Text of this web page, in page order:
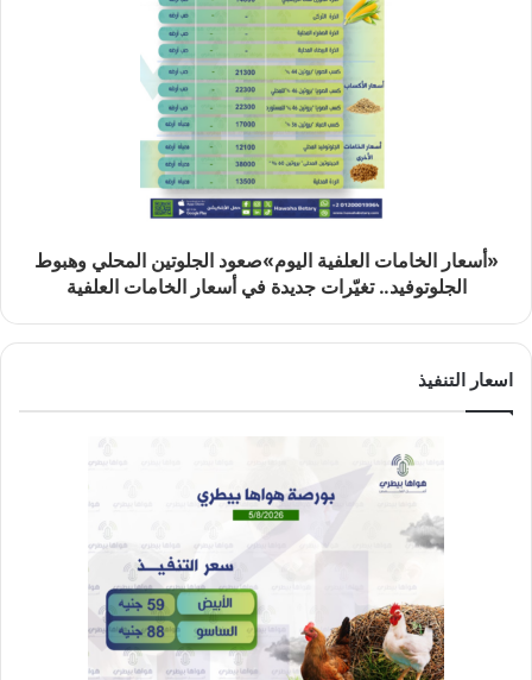
«أسعار الخامات العلفية اليوم»صعود الجلوتين المحلي وهبوط
الجلوتوفيد.. تغيّرات جديدة في أسعار الخامات العلفية
اسعار التنفيذ